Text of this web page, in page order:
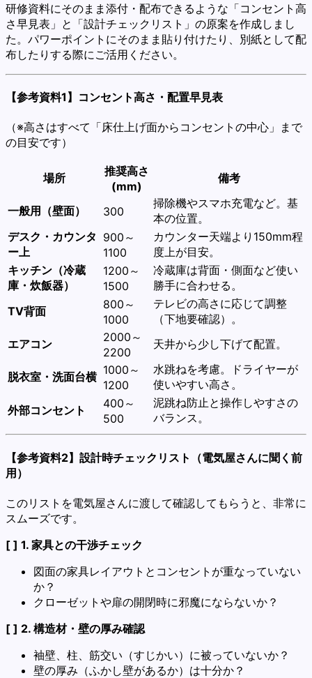
研修資料にそのまま添付・配布できるような「コンセント高
さ早見表」と「設計チェックリスト」の原案を作成しまし
た。パワーポイントにそのまま貼り付けたり、別紙として配
布したりする際にご活用ください。
【参考資料1】コンセント高さ・配置早見表
（※高さはすべて「床仕上げ面からコンセントの中心」まで
の目安です）
場所
推奨高さ
(mm)
備考
一般用（壁面） 300
掃除機やスマホ充電など。基
本の位置。
デスク・カウンタ
ー上
900～
1100
カウンター天端より150mm程
度上が目安。
キッチン（冷蔵
庫・炊飯器）
1200～
1500
冷蔵庫は背面・側面など使い
勝手に合わせる。
TV背面
800～
1000
テレビの高さに応じて調整
（下地要確認）。
エアコン
2000～
2200
天井から少し下げて配置。
脱衣室・洗面台横 1000～
1200
水跳ねを考慮。ドライヤーが
使いやすい高さ。
外部コンセント
400～
500
泥跳ね防止と操作しやすさの
バランス。
【参考資料2】設計時チェックリスト（電気屋さんに聞く前
用）
このリストを電気屋さんに渡して確認してもらうと、非常に
スムーズです。
[ ] 1. 家具との干渉チェック
図面の家具レイアウトとコンセントが重なっていない
か？
クローゼットや扉の開閉時に邪魔にならないか？
[ ] 2. 構造材・壁の厚み確認
袖壁、柱、筋交い（すじかい）に被っていないか？
壁の厚み（ふかし壁があるか）は十分か？